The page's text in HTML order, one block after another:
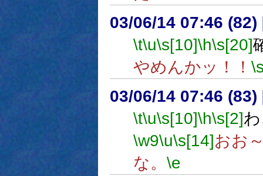
03/06/14 07:46 (82)
\t\u\s[10]\h\s[20]
やめんかッ！！
03/06/14 07:46 (83)
\t\u\s[10]\h\s[2]
\w9\u\s[14]おお
な。 \e